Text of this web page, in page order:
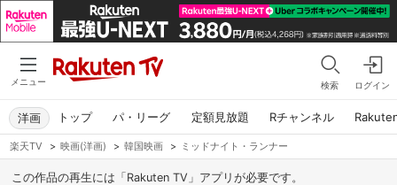
メニュー 検索 ログイン
トップ パ・リーグ 定額見放題 Rチャンネル
洋画
楽天TV > 映画(洋画) > 韓国映画 > ミッドナイト・ランナー
この作品の再生には「Rakuten TV」アプリが必要です。